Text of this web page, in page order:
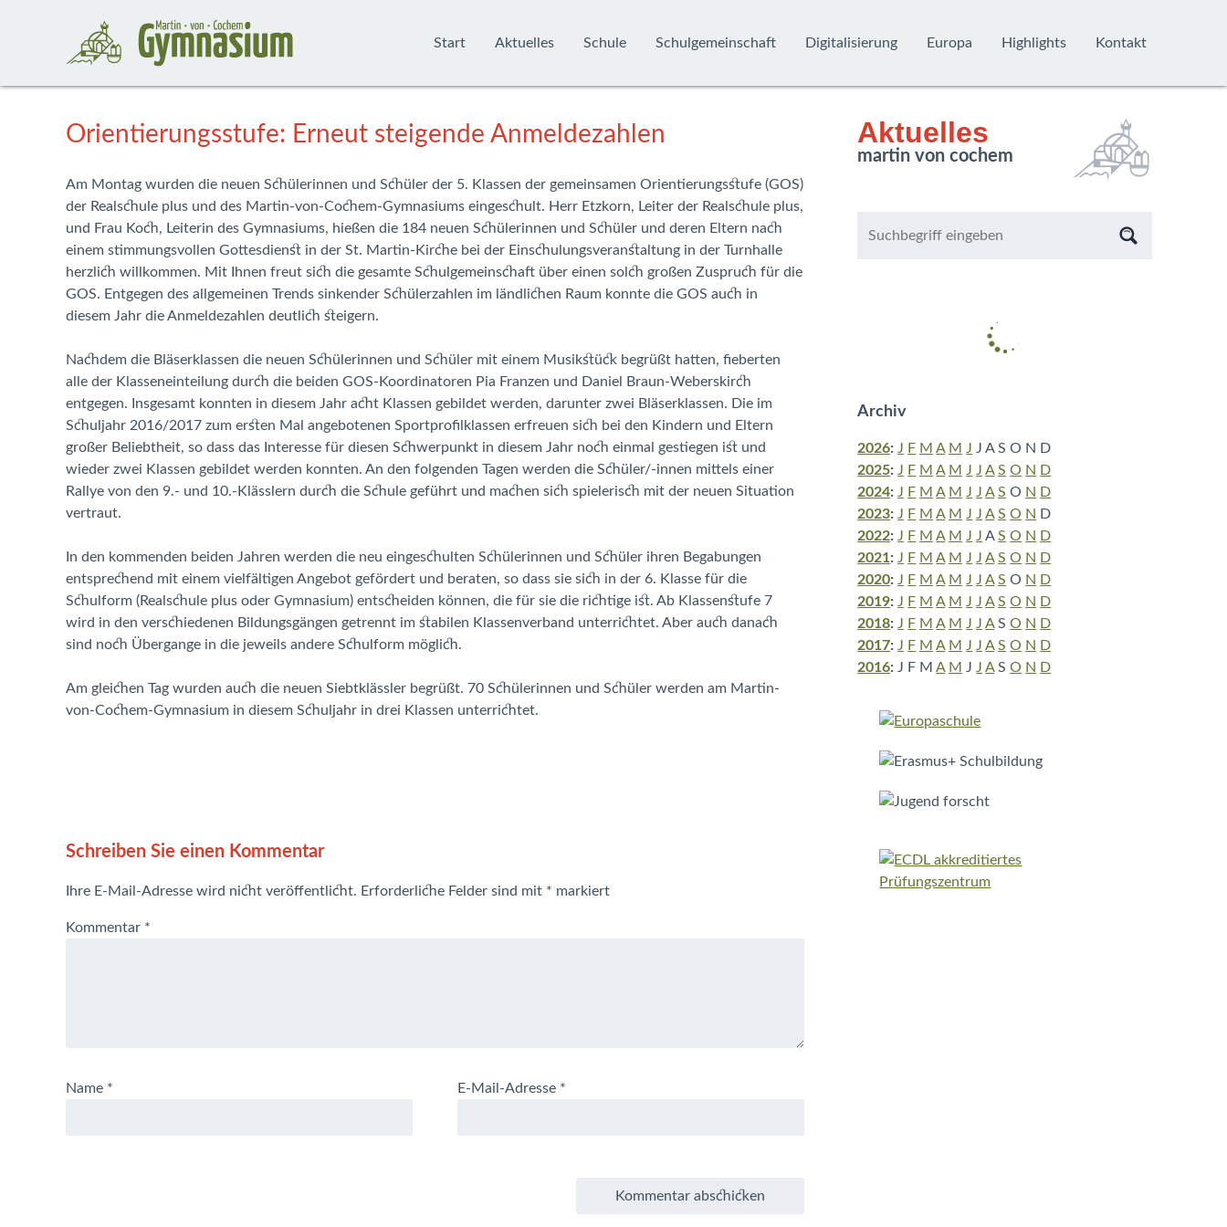
Start Aktuelles Schule Schulgemeinschaft Digitalisierung Europa Highlights Kontakt
Orientierungsstufe: Erneut steigende Anmeldezahlen
Am Montag wurden die neuen Schülerinnen und Schüler der 5. Klassen der gemeinsamen Orientierungsstufe (GOS)
der Realschule plus und des Martin-von-Cochem-Gymnasiums eingeschult. Herr Etzkorn, Leiter der Realschule plus,
und Frau Koch, Leiterin des Gymnasiums, hießen die 184 neuen Schülerinnen und Schüler und deren Eltern nach
einem stimmungsvollen Gottesdienst in der St. Martin-Kirche bei der Einschulungsveranstaltung in der Turnhalle
herzlich willkommen. Mit Ihnen freut sich die gesamte Schulgemeinschaft über einen solch großen Zuspruch für die
GOS. Entgegen des allgemeinen Trends sinkender Schülerzahlen im ländlichen Raum konnte die GOS auch in
diesem Jahr die Anmeldezahlen deutlich steigern.
Nachdem die Bläserklassen die neuen Schülerinnen und Schüler mit einem Musikstück begrüßt hatten, fieberten
alle der Klasseneinteilung durch die beiden GOS-Koordinatoren Pia Franzen und Daniel Braun-Weberskirch
entgegen. Insgesamt konnten in diesem Jahr acht Klassen gebildet werden, darunter zwei Bläserklassen. Die im
Schuljahr 2016/2017 zum ersten Mal angebotenen Sportprofilklassen erfreuen sich bei den Kindern und Eltern
großer Beliebtheit, so dass das Interesse für diesen Schwerpunkt in diesem Jahr noch einmal gestiegen ist und
wieder zwei Klassen gebildet werden konnten. An den folgenden Tagen werden die Schüler/-innen mittels einer
Rallye von den 9.- und 10.-Klässlern durch die Schule geführt und machen sich spielerisch mit der neuen Situation
vertraut.
In den kommenden beiden Jahren werden die neu eingeschulten Schülerinnen und Schüler ihren Begabungen
entsprechend mit einem vielfältigen Angebot gefördert und beraten, so dass sie sich in der 6. Klasse für die
Schulform (Realschule plus oder Gymnasium) entscheiden können, die für sie die richtige ist. Ab Klassenstufe 7
wird in den verschiedenen Bildungsgängen getrennt im stabilen Klassenverband unterrichtet. Aber auch danach
sind noch Übergange in die jeweils andere Schulform möglich.
Am gleichen Tag wurden auch die neuen Siebtklässler begrüßt. 70 Schülerinnen und Schüler werden am Martin-
von-Cochem-Gymnasium in diesem Schuljahr in drei Klassen unterrichtet.
Schreiben Sie einen Kommentar
Ihre E-Mail-Adresse wird nicht veröffentlicht. Erforderliche Felder sind mit * markiert
Kommentar *
Name * E-Mail-Adresse *
Aktuelles
martin von cochem
Archiv
2026: J F M A M J J A S O N D
2025: J F M A M J J A S O N D
2024: J F M A M J J A S O N D
2023: J F M A M J J A S O N D
2022: J F M A M J J A S O N D
2021: J F M A M J J A S O N D
2020: J F M A M J J A S O N D
2019: J F M A M J J A S O N D
2018: J F M A M J J A S O N D
2017: J F M A M J J A S O N D
2016: J F M A M J J A S O N D